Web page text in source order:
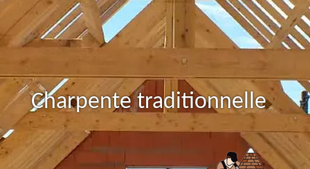
Charpente traditionnelle